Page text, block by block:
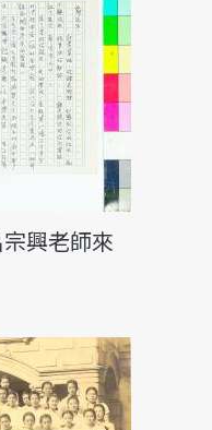
宗興老師來